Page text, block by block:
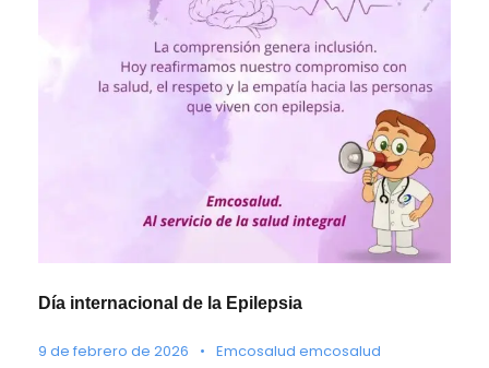
Día internacional de la Epilepsia
9 de febrero de 2026 • Emcosalud emcosalud